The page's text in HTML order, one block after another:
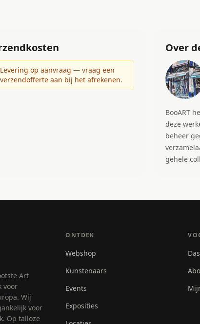
Levering op aanvraag — vraag een
verzendofferte aan bij het afrekenen.
Over
BooART
deze
beheer
gehele
Art
voor
Wij
voor
Op talloze
ONTDEK
Webshop
Kunstenaars
Events
Exposities